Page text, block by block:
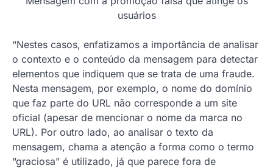
usuários
“Nestes casos, enfatizamos a importância de analisar
o contexto e o conteúdo da mensagem para detectar
elementos que indiquem que se trata de uma fraude.
Nesta mensagem, por exemplo, o nome do domínio
que faz parte do URL não corresponde a um site
oficial (apesar de mencionar o nome da marca no
URL). Por outro lado, ao analisar o texto da
mensagem, chama a atenção a forma como o termo
“graciosa” é utilizado, já que parece fora de